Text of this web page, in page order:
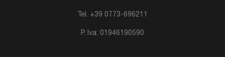
Tel. +39 0773-696211
P. Iva: 01946190590